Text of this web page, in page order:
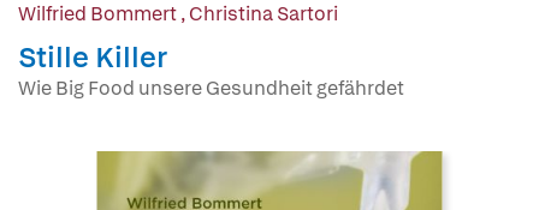
Wilfried Bommert,Christina Sartori
Stille Killer
Wie Big Food unsere Gesundheit gefährdet